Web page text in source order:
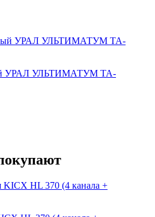
УРАЛ УЛЬТИМАТУМ ТА-